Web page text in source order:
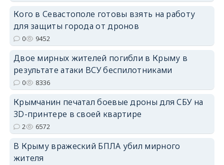
Кого в Севастополе готовы взять на работу
для защиты города от дронов
0 9452
Двое мирных жителей погибли в Крыму в
результате атаки ВСУ беспилотниками
0 8336
Крымчанин печатал боевые дроны для СБУ на
3D-принтере в своей квартире
2 6572
В Крыму вражеский БПЛА убил мирного
жителя